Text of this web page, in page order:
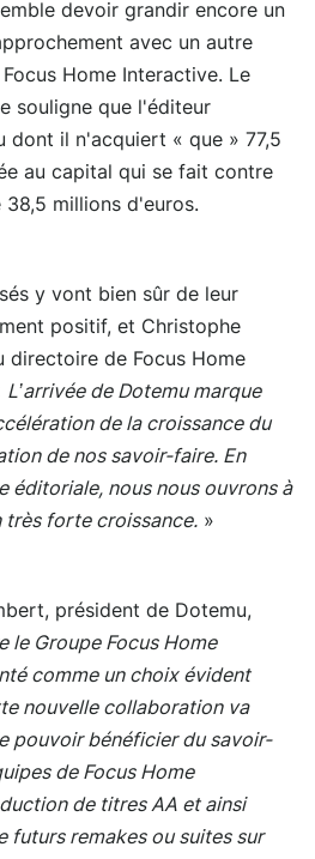
devoir grandir encore un
avec un autre
Home Interactive. Le
souligne que l'éditeur
dont il n'acquiert « que » 77,5
au capital qui se fait contre
38,5 millions d'euros.
y vont bien sûr de leur
positif, et Christophe
directoire de Focus Home
L’arrivée de Dotemu marque
de la croissance du
de nos savoir-faire. En
éditoriale, nous nous ouvrons à
très forte croissance. »
président de Dotemu,
le Groupe Focus Home
comme un choix évident
nouvelle collaboration va
pouvoir bénéficier du savoir-
de Focus Home
de titres AA et ainsi
futurs remakes ou suites sur